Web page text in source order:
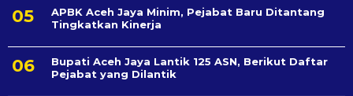
APBK Aceh Jaya Minim, Pejabat Baru Ditantang
Tingkatkan Kinerja
Bupati Aceh Jaya Lantik 125 ASN, Berikut Daftar
Pejabat yang Dilantik